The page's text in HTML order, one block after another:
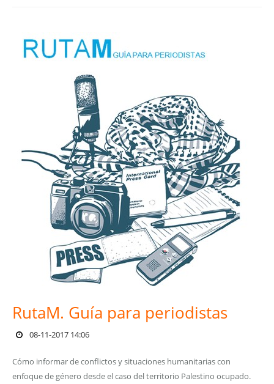
RutaM. Guía para periodistas
08-11-2017 14:06
Cómo informar de conflictos y situaciones humanitarias con
enfoque de género desde el caso del territorio Palestino ocupado.